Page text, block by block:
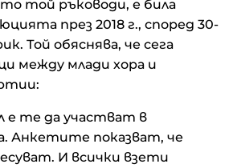
той ръководи, е била
през 2018 г., според 30-
Той обяснява, че сега
между млади хора и
е те да участват в
Анкетите показват, че
И всички взети